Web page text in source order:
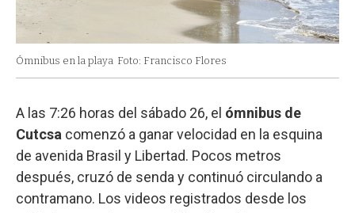
Ómnibus en la playa Foto: Francisco Flores
A las 7:26 horas del sábado 26, el ómnibus de
Cutcsa comenzó a ganar velocidad en la esquina
de avenida Brasil y Libertad. Pocos metros
después, cruzó de senda y continuó circulando a
contramano. Los videos registrados desde los